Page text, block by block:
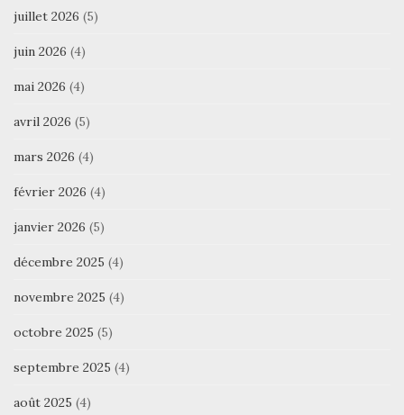
juillet 2026 (5)
juin 2026 (4)
mai 2026 (4)
avril 2026 (5)
mars 2026 (4)
février 2026 (4)
janvier 2026 (5)
décembre 2025 (4)
novembre 2025 (4)
octobre 2025 (5)
septembre 2025 (4)
août 2025 (4)